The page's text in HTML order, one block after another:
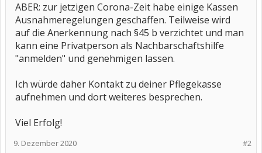
ABER: zur jetzigen Corona-Zeit habe einige Kassen
Ausnahmeregelungen geschaffen. Teilweise wird
auf die Anerkennung nach §45 b verzichtet und man
kann eine Privatperson als Nachbarschaftshilfe
"anmelden" und genehmigen lassen.
Ich würde daher Kontakt zu deiner Pflegekasse
aufnehmen und dort weiteres besprechen.
Viel Erfolg!
#2
9. Dezember 2020